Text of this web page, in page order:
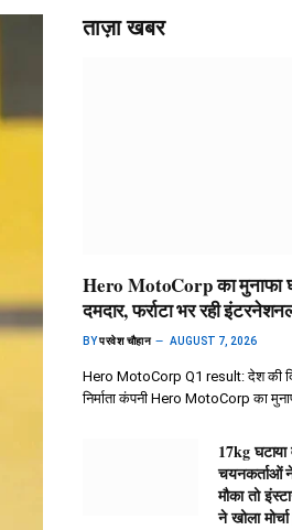
ताज़ा खबर
Hero MotoCorp का मुनाफा
दमदार, फर्राटा भर रही
BYपरवेश चौहान AUGUST 7, 2026
Hero MotoCorp Q1 result: देश की
निर्माता कंपनी Hero MotoCorp का
17kg
चयनकर्ताओं
मौका तो
ने खोला